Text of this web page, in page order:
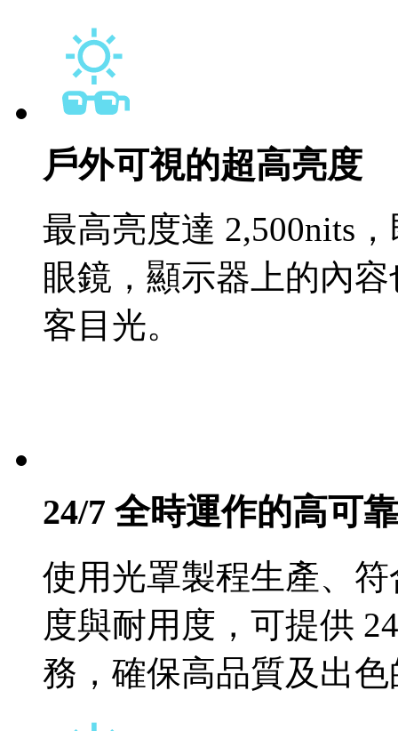
戶外可視的超高亮度
最高亮度達 2,500nits
眼鏡，顯示器上的內
客目光。
24/7 全時運作的高可
使用光罩製程生產、
度與耐用度，可提供
務，確保高品質及出